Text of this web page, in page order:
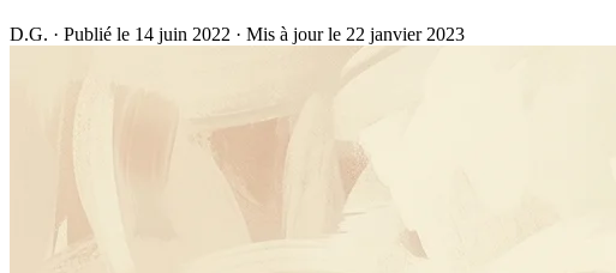
D.G. · Publié le 14 juin 2022 · Mis à jour le 22 janvier 2023